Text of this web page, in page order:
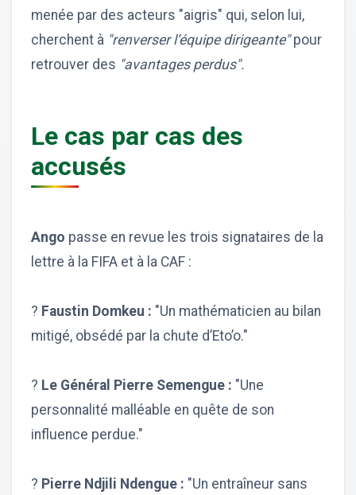
menée par des acteurs "aigris" qui, selon lui,
cherchent à "renverser l’équipe dirigeante"pour
retrouver des "avantages perdus".
Le cas par cas des
accusés
Ango passe en revue les trois signataires de la
lettre à la FIFA et à la CAF :
? Faustin Domkeu : "Un mathématicien au bilan
mitigé, obsédé par la chute d’Eto’o."
? Le Général Pierre Semengue : "Une
personnalité malléable en quête de son
influence perdue."
? Pierre Ndjili Ndengue : "Un entraîneur sans